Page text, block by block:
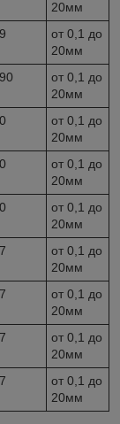
20мм
от 0,1 до
20мм
от 0,1 до
20мм
от 0,1 до
20мм
от 0,1 до
20мм
от 0,1 до
20мм
от 0,1 до
20мм
от 0,1 до
20мм
от 0,1 до
20мм
от 0,1 до
20мм